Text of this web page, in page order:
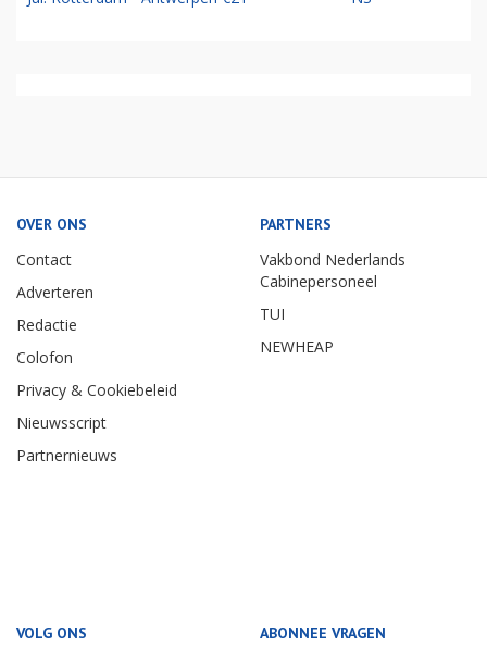
OVER ONS
Contact
Adverteren
Redactie
Colofon
Privacy & Cookiebeleid
Nieuwsscript
Partnernieuws
PARTNERS
Vakbond Nederlands
Cabinepersoneel
TUI
NEWHEAP
VOLG ONS ABONNEE VRAGEN